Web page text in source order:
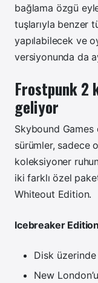
bağlama özgü
tuşlarıyla benzer
yapılabilecek ve
versiyonunda da
Frostpunk 2
geliyor
Skybound Games
sürümler, sadece
koleksiyoner
iki farklı özel
Whiteout Edition.
Icebreaker
Disk
New